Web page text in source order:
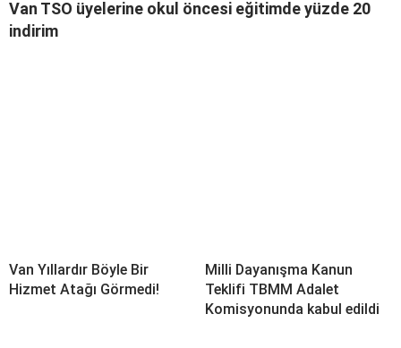
Van TSO üyelerine okul öncesi eğitimde yüzde 20
indirim
Van Yıllardır Böyle Bir
Hizmet Atağı Görmedi!
Milli Dayanışma Kanun
Teklifi TBMM Adalet
Komisyonunda kabul edildi